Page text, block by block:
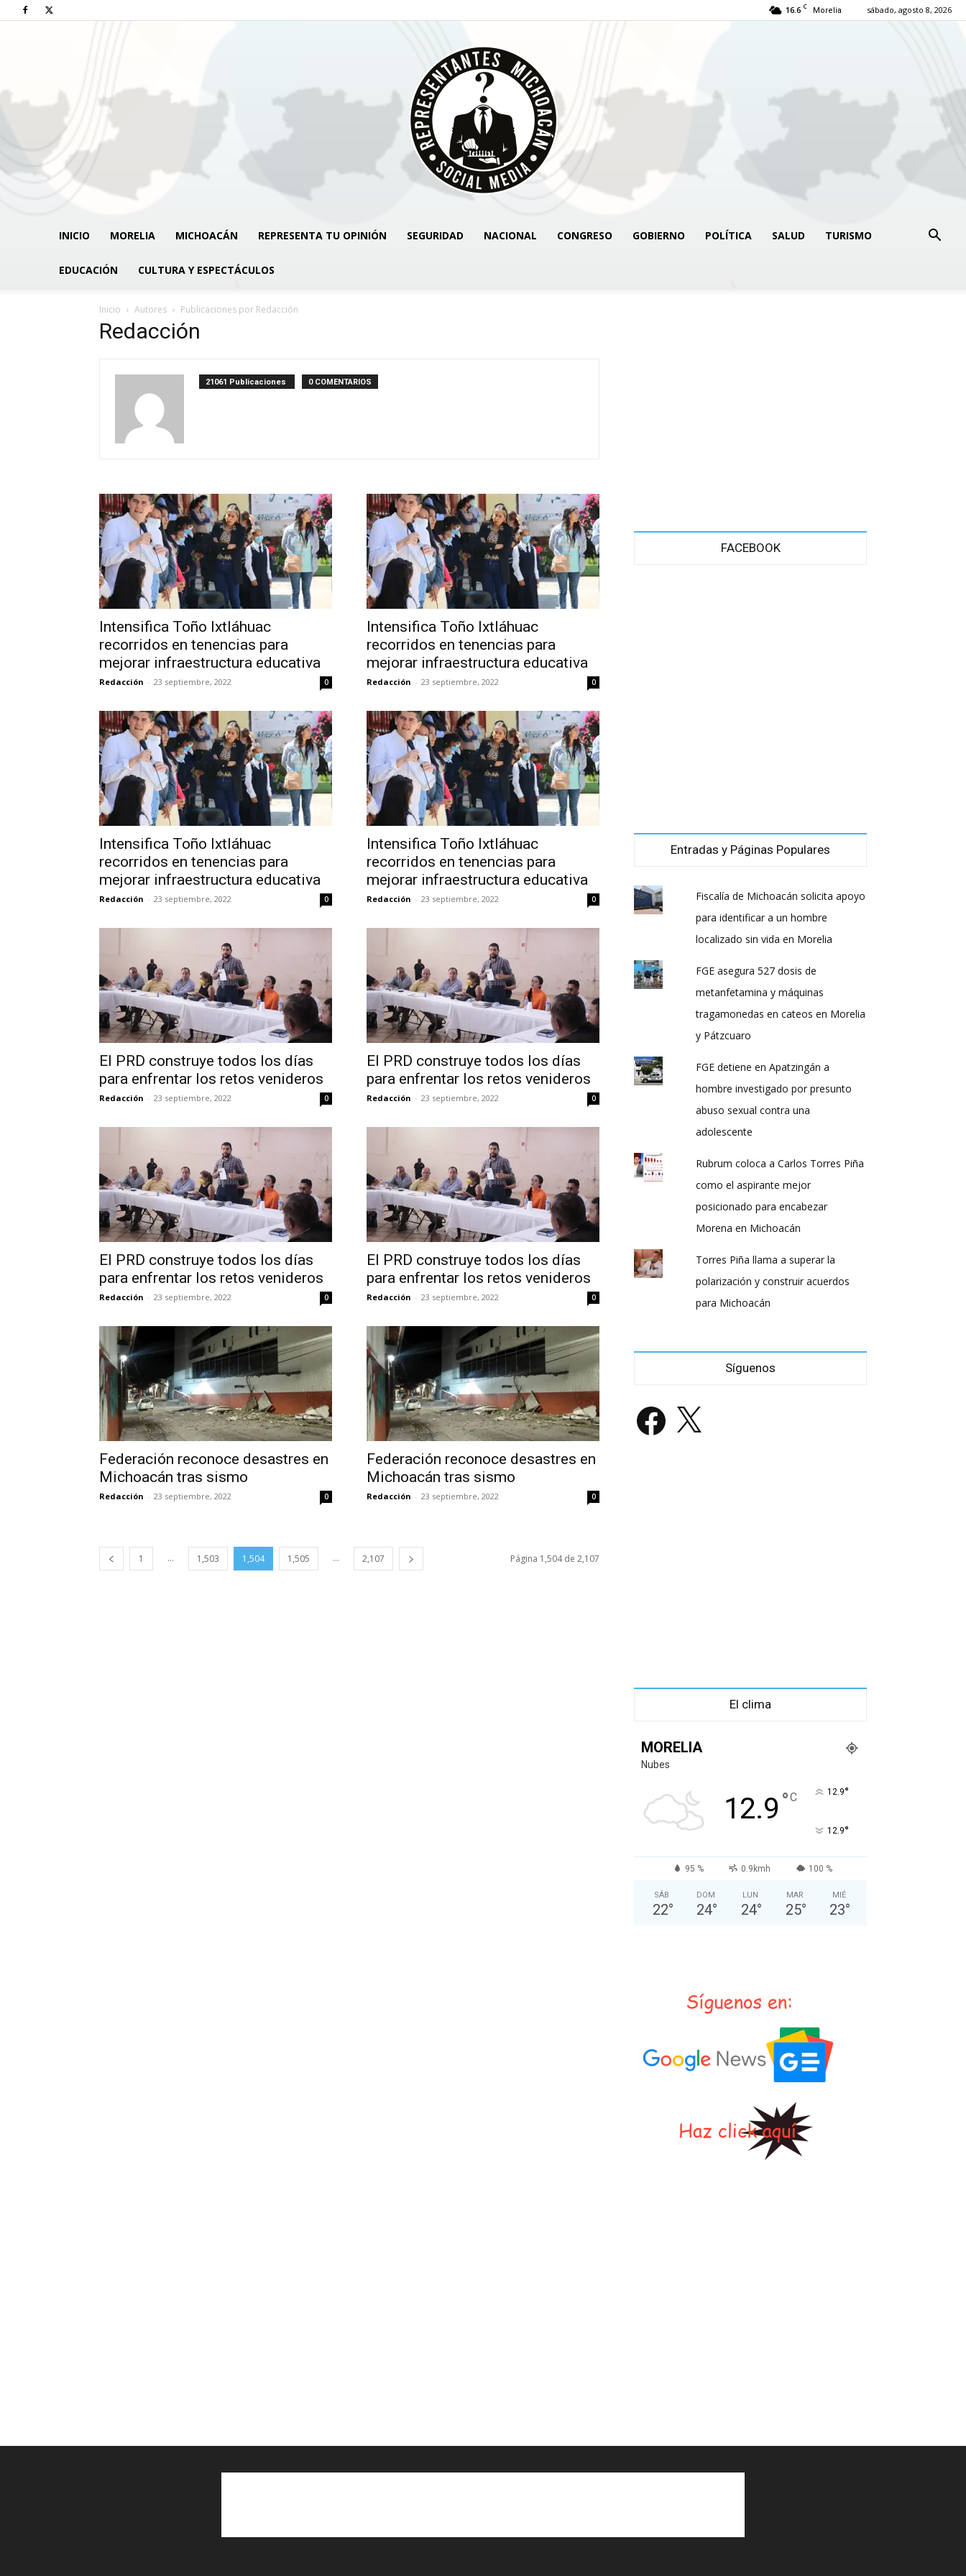
16.6 C Morelia sábado, agosto 8, 2026
MEDIA
INICIO MORELIA MICHOACÁN REPRESENTA TU OPINIÓN SEGURIDAD NACIONAL CONGRESO GOBIERNO POLÍTICA SALUD TURISMO
EDUCACIÓN CULTURA Y ESPECTÁCULOS
Inicio Autores Publicaciones por Redacción
Redacción
21061 Publicaciones 0 COMENTARIOS
Intensifica Toño Ixtláhuac
recorridos en tenencias para
mejorar infraestructura educativa
Redacción - 23 septiembre, 2022 0
Intensifica Toño Ixtláhuac
recorridos en tenencias para
mejorar infraestructura educativa
Redacción - 23 septiembre, 2022 0
Intensifica Toño Ixtláhuac
recorridos en tenencias para
mejorar infraestructura educativa
Redacción - 23 septiembre, 2022 0
Intensifica Toño Ixtláhuac
recorridos en tenencias para
mejorar infraestructura educativa
Redacción - 23 septiembre, 2022 0
El PRD construye todos los días
para enfrentar los retos venideros
Redacción - 23 septiembre, 2022 0
El PRD construye todos los días
para enfrentar los retos venideros
Redacción - 23 septiembre, 2022 0
El PRD construye todos los días
para enfrentar los retos venideros
Redacción - 23 septiembre, 2022 0
El PRD construye todos los días
para enfrentar los retos venideros
Redacción - 23 septiembre, 2022 0
Federación reconoce desastres en
Michoacán tras sismo
Redacción - 23 septiembre, 2022 0
Federación reconoce desastres en
Michoacán tras sismo
Redacción - 23 septiembre, 2022 0
1 ... 1,503 1,504 1,505 ... 2,107 Página 1,504 de 2,107
FACEBOOK
Entradas y Páginas Populares
Fiscalía de Michoacán solicita apoyo
para identificar a un hombre
localizado sin vida en Morelia
FGE asegura 527 dosis de
metanfetamina y máquinas
tragamonedas en cateos en Morelia
y Pátzcuaro
FGE detiene en Apatzingán a
hombre investigado por presunto
abuso sexual contra una
adolescente
Rubrum coloca a Carlos Torres Piña
como el aspirante mejor
posicionado para encabezar
Morena en Michoacán
Torres Piña llama a superar la
polarización y construir acuerdos
para Michoacán
Síguenos
Facebook
El clima
MORELIA
Nubes
12.9 °C 12.9°
12.9°
95 % 0.9kmh 100 %
SÁB
22°
DOM
24°
LUN
24°
MAR
25°
MIÉ
23°